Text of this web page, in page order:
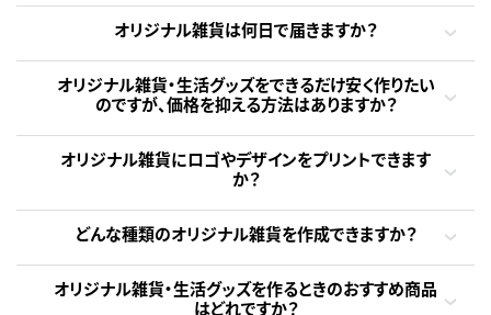
オリジナル雑貨は何日で届きますか？
オリジナル雑貨・生活グッズをできるだけ安く作りたい
のですが、価格を抑える方法はありますか？
オリジナル雑貨にロゴやデザインをプリントできます
か？
どんな種類のオリジナル雑貨を作成できますか？
オリジナル雑貨・生活グッズを作るときのおすすめ商品
はどれですか？